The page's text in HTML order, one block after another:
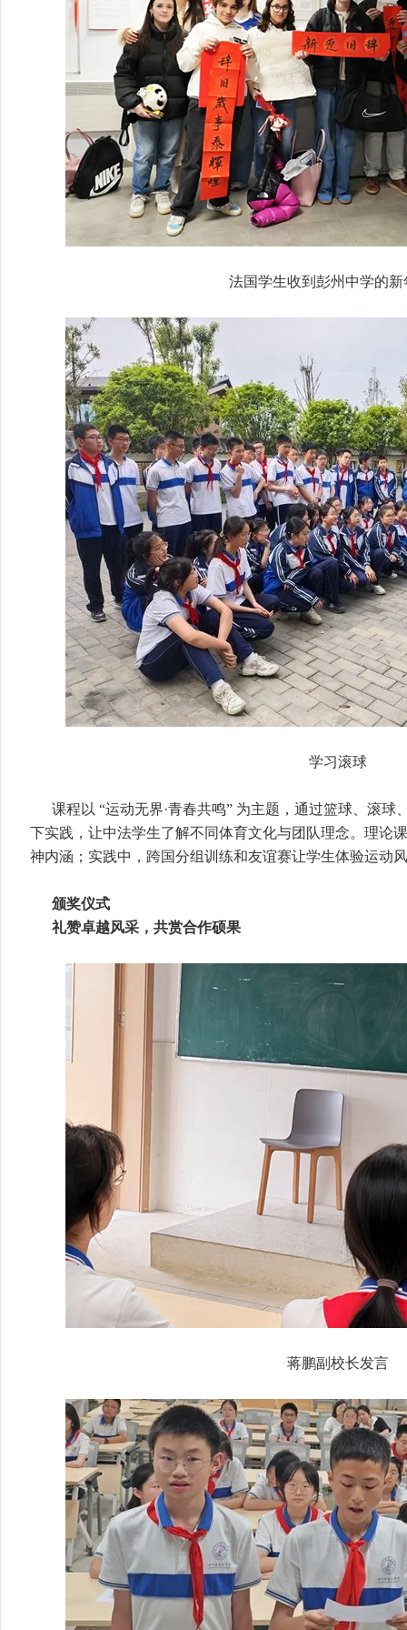
法国学生收到彭州中学的新
学习滚球
课程以 “运动无界·青春共鸣” 为主题，通过篮球、滚球
下实践，让中法学生了解不同体育文化与团队理念。理论
神内涵；实践中，跨国分组训练和友谊赛让学生体验运动
颁奖仪式
礼赞卓越风采，共赏合作硕果
蒋鹏副校长发言